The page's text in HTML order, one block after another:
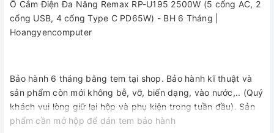
Ổ Cắm Điện Đa Năng Remax RP-U195 2500W (5 cổng AC, 2
cổng USB, 4 cổng Type C PD65W) - BH 6 Tháng |
Hoangyencomputer
Bảo hành 6 tháng bằng tem tại shop. Bảo hành kĩ thuật và
sản phẩm còn mới không bễ, vỡ, biến dạng, vào nước,.. (Quý
khách vui lòng giữ lại hộp và phụ kiện trong tuần đầu). Sản
phẩm cần mở hộp để dán tem bảo hành